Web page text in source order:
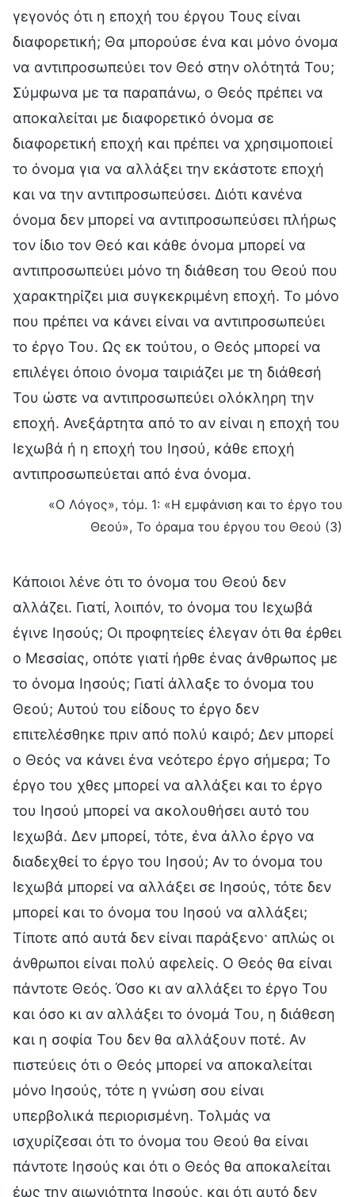
γεγονός ότι η εποχή του έργου Τους είναι
διαφορετική; Θα μπορούσε ένα και μόνο όνομα
να αντιπροσωπεύει τον Θεό στην ολότητά Του;
Σύμφωνα με τα παραπάνω, ο Θεός πρέπει να
αποκαλείται με διαφορετικό όνομα σε
διαφορετική εποχή και πρέπει να χρησιμοποιεί
το όνομα για να αλλάξει την εκάστοτε εποχή
και να την αντιπροσωπεύσει. Διότι κανένα
όνομα δεν μπορεί να αντιπροσωπεύσει πλήρως
τον ίδιο τον Θεό και κάθε όνομα μπορεί να
αντιπροσωπεύει μόνο τη διάθεση του Θεού που
χαρακτηρίζει μια συγκεκριμένη εποχή. Το μόνο
που πρέπει να κάνει είναι να αντιπροσωπεύει
το έργο Του. Ως εκ τούτου, ο Θεός μπορεί να
επιλέγει όποιο όνομα ταιριάζει με τη διάθεσή
Του ώστε να αντιπροσωπεύει ολόκληρη την
εποχή. Ανεξάρτητα από το αν είναι η εποχή του
Ιεχωβά ή η εποχή του Ιησού, κάθε εποχή
αντιπροσωπεύεται από ένα όνομα.
«Ο Λόγος», τόμ. 1: «Η εμφάνιση και το έργο του
Θεού», Το όραμα του έργου του Θεού (3)
Κάποιοι λένε ότι το όνομα του Θεού δεν
αλλάζει. Γιατί, λοιπόν, το όνομα του Ιεχωβά
έγινε Ιησούς; Οι προφητείες έλεγαν ότι θα έρθει
ο Μεσσίας, οπότε γιατί ήρθε ένας άνθρωπος με
το όνομα Ιησούς; Γιατί άλλαξε το όνομα του
Θεού; Αυτού του είδους το έργο δεν
επιτελέσθηκε πριν από πολύ καιρό; Δεν μπορεί
ο Θεός να κάνει ένα νεότερο έργο σήμερα; Το
έργο του χθες μπορεί να αλλάξει και το έργο
του Ιησού μπορεί να ακολουθήσει αυτό του
Ιεχωβά. Δεν μπορεί, τότε, ένα άλλο έργο να
διαδεχθεί το έργο του Ιησού; Αν το όνομα του
Ιεχωβά μπορεί να αλλάξει σε Ιησούς, τότε δεν
μπορεί και το όνομα του Ιησού να αλλάξει;
Τίποτε από αυτά δεν είναι παράξενο· απλώς οι
άνθρωποι είναι πολύ αφελείς. Ο Θεός θα είναι
πάντοτε Θεός. Όσο κι αν αλλάξει το έργο Του
και όσο κι αν αλλάξει το όνομά Του, η διάθεση
και η σοφία Του δεν θα αλλάξουν ποτέ. Αν
πιστεύεις ότι ο Θεός μπορεί να αποκαλείται
μόνο Ιησούς, τότε η γνώση σου είναι
υπερβολικά περιορισμένη. Τολμάς να
ισχυρίζεσαι ότι το όνομα του Θεού θα είναι
πάντοτε Ιησούς και ότι ο Θεός θα αποκαλείται
έως την αιωνιότητα Ιησούς, και ότι αυτό δεν